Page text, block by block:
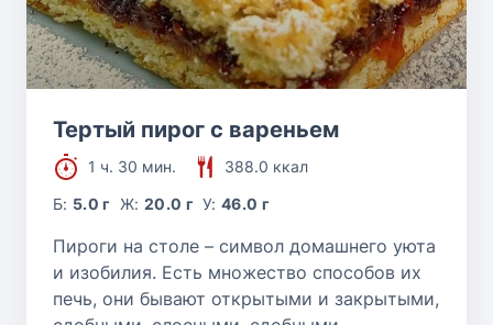
Тертый пирог с вареньем
1 ч. 30 мин.
388.0 ккал
Б: 5.0 г Ж: 20.0 г У:46.0 г
Пироги на столе – символ домашнего уюта
и изобилия. Есть множество способов их
печь, они бывают открытыми и закрытыми,